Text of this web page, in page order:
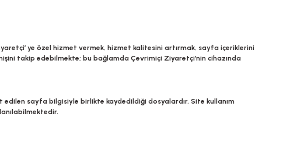
ye özel hizmet vermek, hizmet kalitesini artırmak, sayfa içeriklerini
takip edebilmekte; bu bağlamda Çevrimiçi Ziyaretçi’nin cihazında
sayfa bilgisiyle birlikte kaydedildiği dosyalardır. Site kullanım